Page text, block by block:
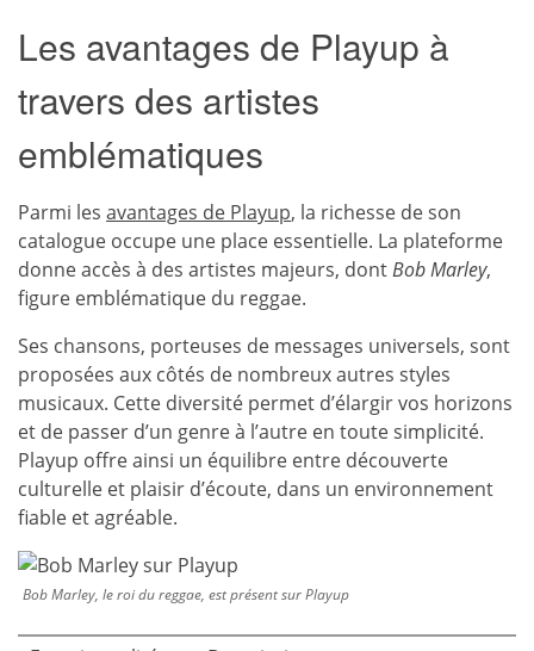
Les avantages de Playup à
travers des artistes
emblématiques
Parmi les avantages de Playup, la richesse de son
catalogue occupe une place essentielle. La plateforme
donne accès à des artistes majeurs, dontBob Marley,
figure emblématique du reggae.
Ses chansons, porteuses de messages universels, sont
proposées aux côtés de nombreux autres styles
musicaux. Cette diversité permet d’élargir vos horizons
et de passer d’un genre à l’autre en toute simplicité.
Playup offre ainsi un équilibre entre découverte
culturelle et plaisir d’écoute, dans un environnement
fiable et agréable.
Bob Marley, le roi du reggae, est présent sur Playup